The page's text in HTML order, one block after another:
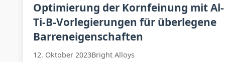
Optimierung der Kornfeinung mit Al-
Ti-B-Vorlegierungen für überlegene
Barreneigenschaften
12. Oktober 2023Bright Alloys